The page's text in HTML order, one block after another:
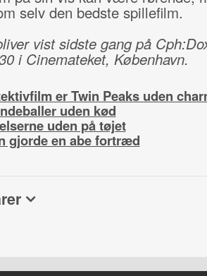
selv den bedste spillefilm.
vist sidste gang på
i Cinemateket, København.
er Twin Peaks uden
uden kød
uden på tøjet
gjorde en abe fortræd